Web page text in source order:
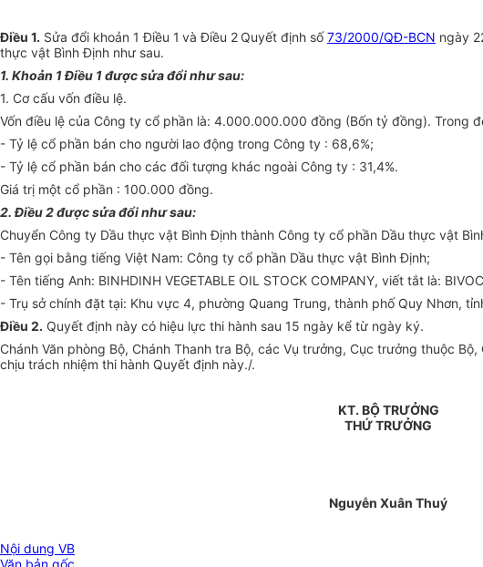
Điều 1. Sửa đổi khoản 1 Điều 1 và Điều 2 Quyết định số73/2000/QĐ-BCN ngày
thực vật Bình Định như sau.
1. Khoản 1 Điều 1 được sửa đổi như sau:
1. Cơ cấu vốn điều lệ.
Vốn điều lệ của Công ty cổ phần là: 4.000.000.000 đồng (Bốn tỷ đồng). Trong
- Tỷ lệ cổ phần bán cho người lao động trong Công ty : 68,6%;
- Tỷ lệ cổ phần bán cho các đối tượng khác ngoài Công ty : 31,4%.
Giá trị một cổ phần : 100.000 đồng.
2. Điều 2 được sửa đổi như sau:
Chuyển Công ty Dầu thực vật Bình Định thành Công ty cổ phần Dầu thực vật
- Tên gọi bằng tiếng Việt Nam: Công ty cổ phần Dầu thực vật Bình Định;
- Tên tiếng Anh: BINHDINH VEGETABLE OIL STOCK COMPANY, viết tắt là:
- Trụ sở chính đặt tại: Khu vực 4, phường Quang Trung, thành phố Quy Nhơn,
Điều 2. Quyết định này có hiệu lực thi hành sau 15 ngày kể từ ngày ký.
Chánh Văn phòng Bộ, Chánh Thanh tra Bộ, các Vụ trưởng, Cục trưởng thuộc
chịu trách nhiệm thi hành Quyết định này./.
KT. BỘ TRƯỞNG
THỨ TRƯỞNG
Nguyễn Xuân Thuý
Nội dung VB
Văn bản gốc